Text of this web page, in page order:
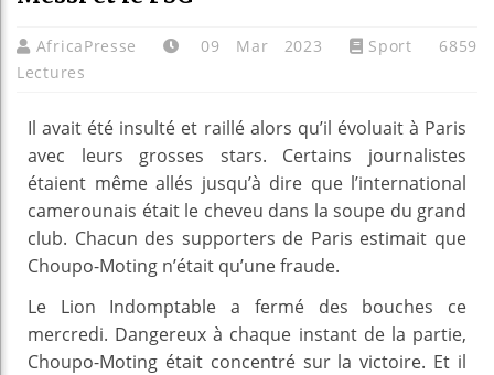
AfricaPresse 09 Mar 2023 Sport
6859
Lectures
Il avait été insulté et raillé alors qu’il évoluait à Paris
avec leurs grosses stars. Certains journalistes
étaient même allés jusqu’à dire que l’international
camerounais était le cheveu dans la soupe du grand
club. Chacun des supporters de Paris estimait que
Choupo-Moting n’était qu’une fraude.
Le Lion Indomptable a fermé des bouches ce
mercredi. Dangereux à chaque instant de la partie,
Choupo-Moting était concentré sur la victoire. Et il